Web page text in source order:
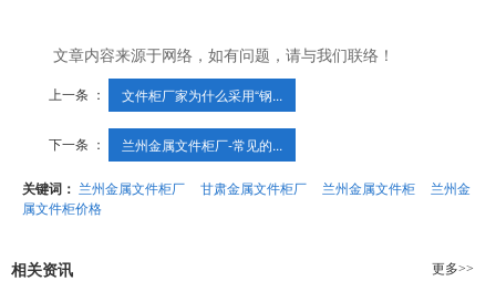
文章内容来源于网络，如有问题，请与我们联络！
上一条 ： 文件柜厂家为什么采用“钢...
下一条 ： 兰州金属文件柜厂-常见的...
关键词： 兰州金属文件柜厂 甘肃金属文件柜厂 兰州金属文件柜
兰州金
属文件柜价格
相关资讯 更多>>